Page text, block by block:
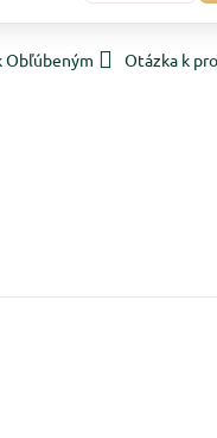
Obľúbeným Otázka k